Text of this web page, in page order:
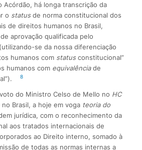
Acórdão, há longa transcrição da
o statusde norma constitucional dos
de direitos humanos no Brasil,
aprovação qualificada pelo
se da nossa diferenciação
humanos com statusconstitucional”
humanos com equivalênciade
8
do Ministro Celso de Mello no HC
Brasil, a hoje em voga teoria do
jurídica, com o reconhecimento da
aos tratados internacionais de
ao Direito interno, somado à
de todas as normas internas a